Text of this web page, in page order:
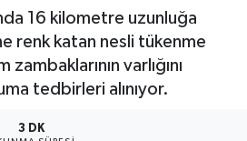
16 kilometre uzunluğa
renk katan nesli tükenme
varlığını
tedbirleri alınıyor.
3 DK